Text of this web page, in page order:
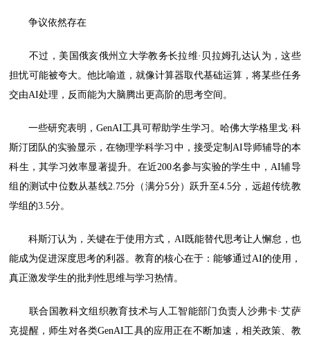
争议依然存在
不过，美国俄亥俄州立大学教务长拉维·贝拉姆孔达认为，这些
担忧可能被夸大。他比喻道，就像计算器取代基础运算，将某些任务
交由AI处理，反而能为大脑腾出更高阶的思考空间。
一些研究表明，GenAI工具可帮助学生学习。哈佛大学格里戈·科
斯汀团队的实验显示，在物理学科学习中，接受定制AI导师辅导的本
科生，其学习效率显著提升。在近200名参与实验的学生中，AI辅导
组的测试中位数从基线2.75分（满分5分）跃升至4.5分，远超传统教
学组的3.5分。
科斯汀认为，关键在于使用方式，AI既能替代思考让人懈怠，也
能成为促进深度思考的利器。教育的核心在于：能够通过AI的使用，
真正激发学生的批判性思维与学习热情。
联合国教科文组织教育技术与人工智能部门负责人沙弗卡·艾萨
克提醒，师生对各类GenAI工具的应用正在不断加速，相关政策、教